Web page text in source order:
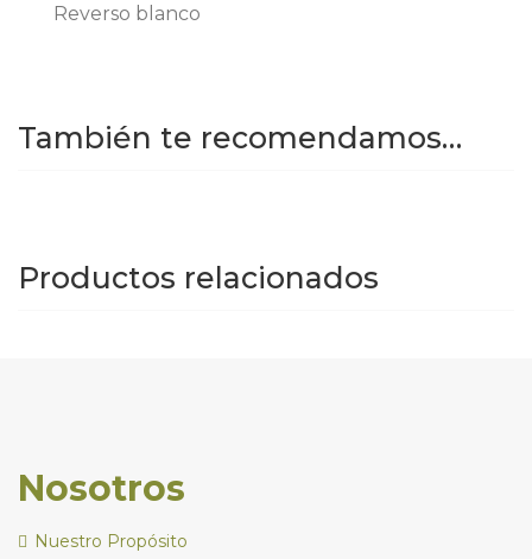
Reverso blanco
También te recomendamos…
Productos relacionados
Nosotros
Nuestro Propósito